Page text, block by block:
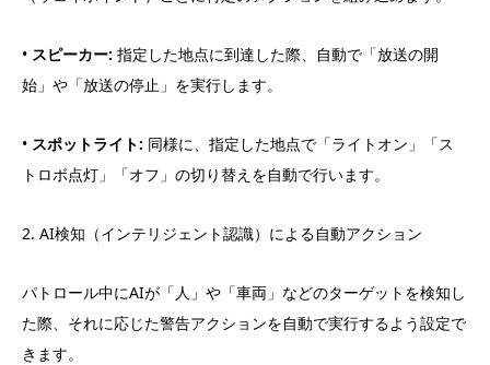
• スピーカー: 指定した地点に到達した際、自動で「放送の開
始」や「放送の停止」を実行します。
• スポットライト: 同様に、指定した地点で「ライトオン」「ス
トロボ点灯」「オフ」の切り替えを自動で行います。
2. AI検知（インテリジェント認識）による自動アクション
パトロール中にAIが「人」や「車両」などのターゲットを検知し
た際、それに応じた警告アクションを自動で実行するよう設定で
きます。